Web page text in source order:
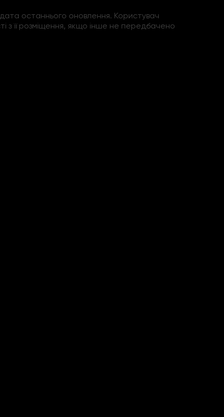
дата останнього оновлення. Користувач
з її розміщення, якщо інше не передбачено